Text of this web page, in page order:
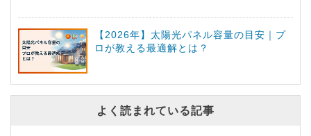
【2026年】太陽光パネル容量の目安｜プ
ロが教える最適解とは？
よく読まれている記事